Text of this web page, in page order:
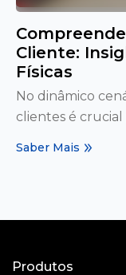
Cliente:
Físicas
No dinâmico
clientes é crucial
Saber Mais
Produtos